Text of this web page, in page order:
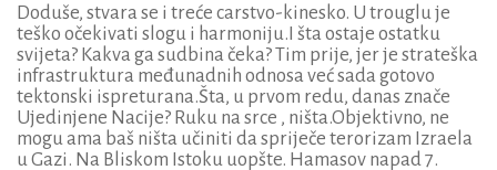
Doduše, stvara se i treće carstvo-kinesko. U trouglu je
teško očekivati slogu i harmoniju.I šta ostaje ostatku
svijeta? Kakva ga sudbina čeka? Tim prije, jer je strateška
infrastruktura međunadnih odnosa već sada gotovo
tektonski ispreturana.Šta, u prvom redu, danas znače
Ujedinjene Nacije? Ruku na srce , ništa.Objektivno, ne
mogu ama baš ništa učiniti da spriječe terorizam Izraela
u Gazi. Na Bliskom Istoku uopšte. Hamasov napad 7.